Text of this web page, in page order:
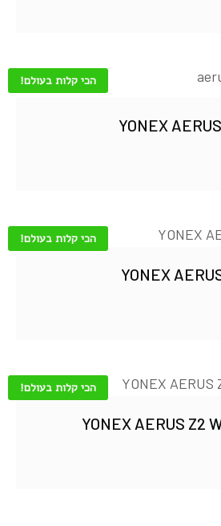
הכי קלות בעולם!
YONEX
הכי קלות בעולם!
YONEX
הכי קלות בעולם!
YONEX AERUS Z2